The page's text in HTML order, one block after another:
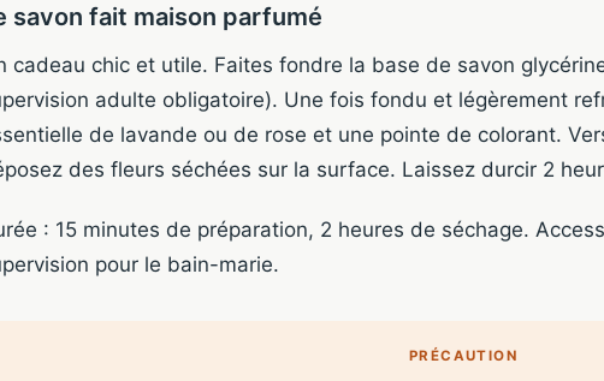
savon fait maison parfumé
cadeau chic et utile. Faites fondre la base de savon
adulte obligatoire). Une fois fondu et légèrement
de lavande ou de rose et une pointe de colorant.
des fleurs séchées sur la surface. Laissez durcir 2
: 15 minutes de préparation, 2 heures de séchage.
pour le bain-marie.
PRÉCAUTION